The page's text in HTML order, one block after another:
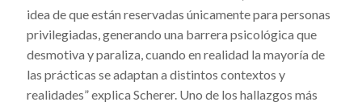
idea de que están reservadas únicamente para personas
privilegiadas, generando una barrera psicológica que
desmotiva y paraliza, cuando en realidad la mayoría de
las prácticas se adaptan a distintos contextos y
realidades” explica Scherer. Uno de los hallazgos más